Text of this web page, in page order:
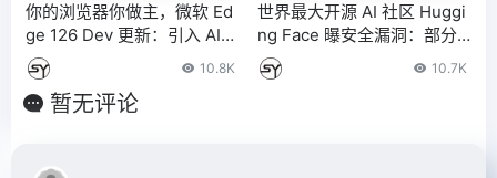
你的浏览器你做主，微软 Ed
ge 126 Dev 更新：引入 AI
主题生成器等功能
10.8K
世界最大开源 AI 社区 Huggi
ng Face 曝安全漏洞：部分
用户密钥泄露
10.7K
暂无评论